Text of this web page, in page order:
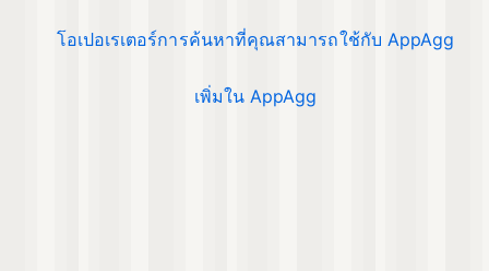
โอเปอเรเตอร์การค้นหาที่คุณสามารถใช้กับ AppAgg
เพิ่มใน AppAgg